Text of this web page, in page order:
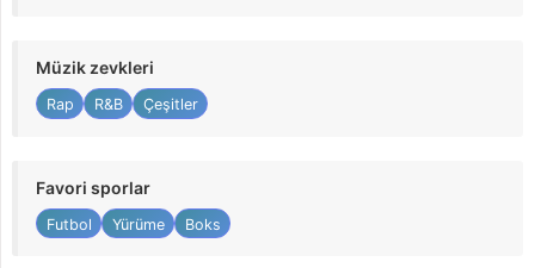
Müzik zevkleri
Rap R&B Çeşitler
Favori sporlar
Futbol Yürüme Boks